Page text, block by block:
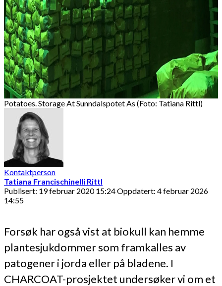
Potatoes. Storage At Sunndalspotet As (Foto: Tatiana Rittl)
Kontaktperson
Tatiana Francischinelli Rittl
Publisert: 19 februar 2020 15:24Oppdatert: 4 februar 2026
14:55
Forsøk har også vist at biokull kan hemme
plantesjukdommer som framkalles av
patogener i jorda eller på bladene. I
CHARCOAT-prosjektet undersøker vi om et